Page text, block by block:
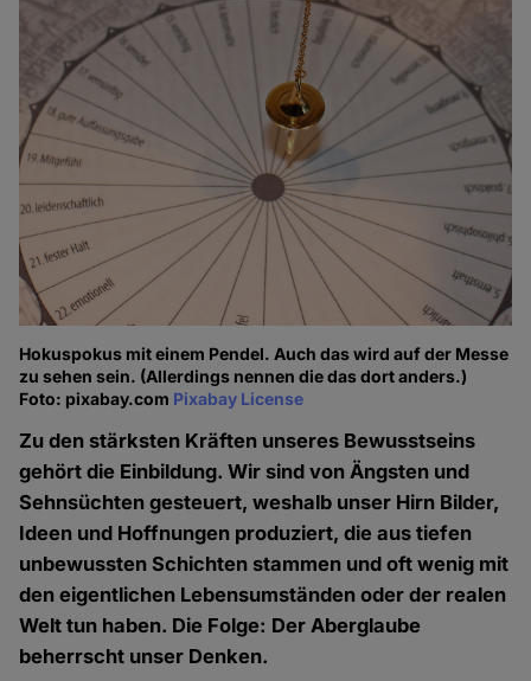
Hokuspokus mit einem Pendel. Auch das wird auf der Messe
zu sehen sein. (Allerdings nennen die das dort anders.)
Foto: pixabay.com Pixabay License
Zu den stärksten Kräften unseres Bewusstseins
gehört die Einbildung. Wir sind von Ängsten und
Sehnsüchten gesteuert, weshalb unser Hirn Bilder,
Ideen und Hoffnungen produziert, die aus tiefen
unbewussten Schichten stammen und oft wenig mit
den eigentlichen Lebensumständen oder der realen
Welt tun haben. Die Folge: Der Aberglaube
beherrscht unser Denken.